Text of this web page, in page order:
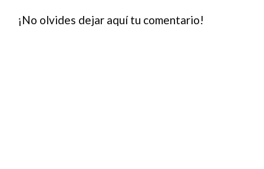
¡No olvides dejar aquí tu comentario!